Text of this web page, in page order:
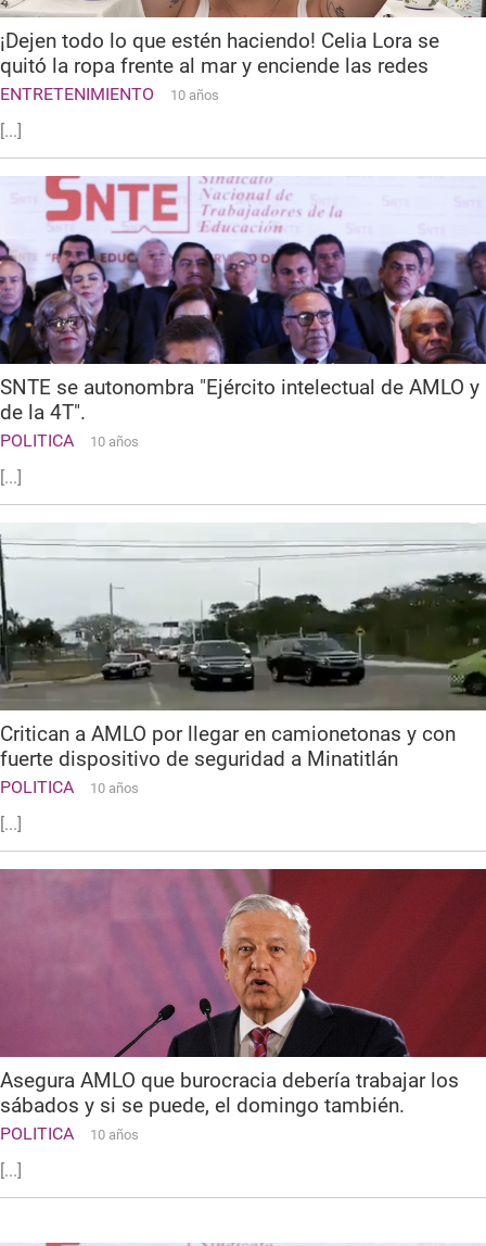
¡Dejen todo lo que estén haciendo! Celia Lora se
quitó la ropa frente al mar y enciende las redes
ENTRETENIMIENTO 10 años
[...]
SNTE se autonombra "Ejército intelectual de AMLO y
de la 4T".
POLITICA 10 años
[...]
Critican a AMLO por llegar en camionetonas y con
fuerte dispositivo de seguridad a Minatitlán
POLITICA 10 años
[...]
Asegura AMLO que burocracia debería trabajar los
sábados y si se puede, el domingo también.
POLITICA 10 años
[...]